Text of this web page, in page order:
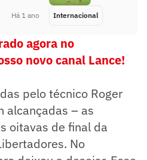
Há 1 ano Internacional
agora no
novo canal Lance!
pelo técnico Roger
alcançadas – as
oitavas de final da
No